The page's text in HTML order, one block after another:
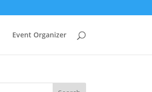
Event Organizer